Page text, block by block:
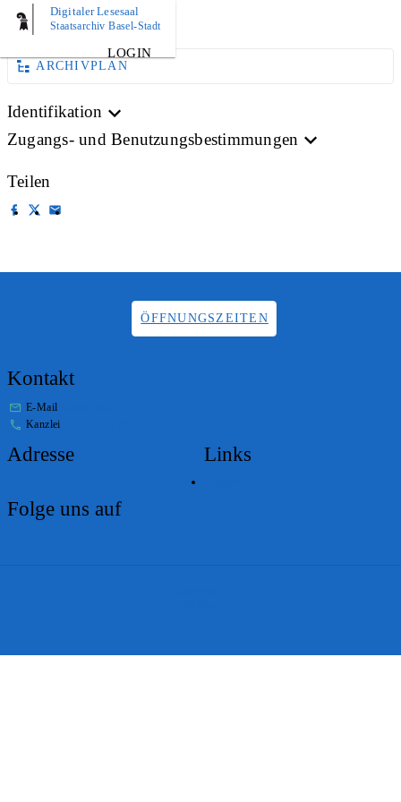
Digitaler Lesesaal
Staatsarchiv Basel-Stadt
LOGIN
AKTE
ARCHIVPLAN
Identifikation
Zugangs- und Benutzungsbestimmungen
Teilen
ÖFFNUNGSZEITEN
Kontakt
E-Mail
Kanzlei
Adresse Links
Folge uns auf